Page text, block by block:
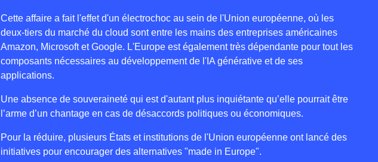
Cette affaire a fait l'effet d'un électrochoc au sein de l'Union européenne, où les
deux-tiers du marché du cloud sont entre les mains des entreprises américaines
Amazon, Microsoft et Google. L'Europe est également très dépendante pour tout les
composants nécessaires au développement de l'IA générative et de ses
applications.
Une absence de souveraineté qui est d'autant plus inquiétante qu’elle pourrait être
l’arme d’un chantage en cas de désaccords politiques ou économiques.
Pour la réduire, plusieurs États et institutions de l'Union européenne ont lancé des
initiatives pour encourager des alternatives "made in Europe".